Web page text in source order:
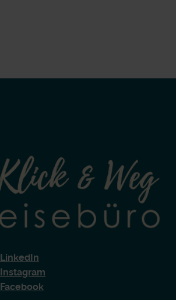
LinkedIn
Instagram
Facebook